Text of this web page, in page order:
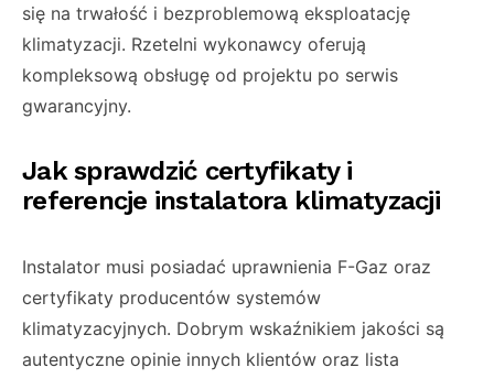
się na trwałość i bezproblemową eksploatację
klimatyzacji. Rzetelni wykonawcy oferują
kompleksową obsługę od projektu po serwis
gwarancyjny.
Jak sprawdzić certyfikaty i
referencje instalatora klimatyzacji
Instalator musi posiadać uprawnienia F-Gaz oraz
certyfikaty producentów systemów
klimatyzacyjnych. Dobrym wskaźnikiem jakości są
autentyczne opinie innych klientów oraz lista